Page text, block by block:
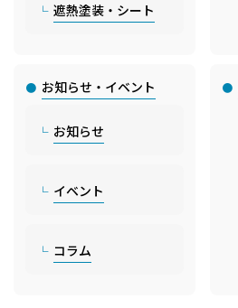
遮熱塗装・シート
お知らせ・イベント
お知らせ
イベント
コラム